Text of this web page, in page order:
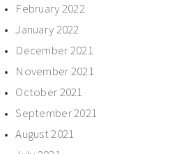
February 2022
January 2022
December 2021
November 2021
October 2021
September 2021
August 2021